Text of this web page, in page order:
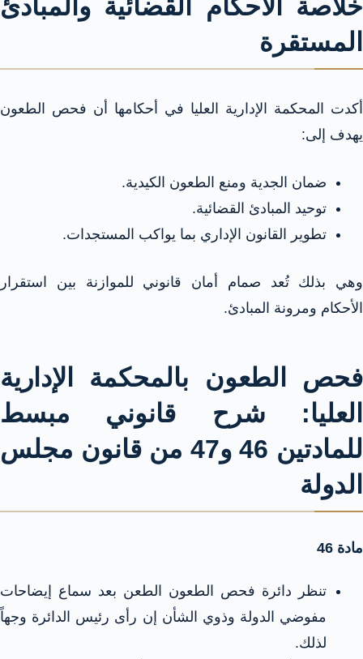
خلاصة الأحكام القضائية والمبادئ
المستقرة
أكدت المحكمة الإدارية العليا في أحكامها أن فحص الطعون
يهدف إلى:
ضمان الجدية ومنع الطعون الكيدية.
توحيد المبادئ القضائية.
تطوير القانون الإداري بما يواكب المستجدات.
وهي بذلك تُعد صمام أمان قانوني للموازنة بين استقرار
الأحكام ومرونة المبادئ.
فحص الطعون بالمحكمة الإدارية
العليا: شرح قانوني مبسط
للمادتين 46 و47 من قانون مجلس
الدولة
مادة 46
تنظر دائرة فحص الطعون الطعن بعد سماع إيضاحات
مفوضي الدولة وذوي الشأن إن رأى رئيس الدائرة وجهاً
لذلك.